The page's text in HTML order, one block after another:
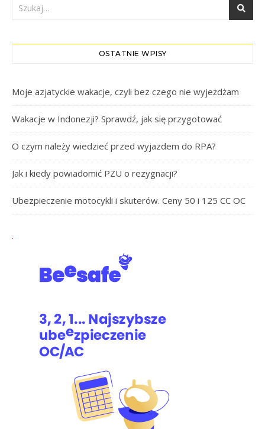
OSTATNIE WPISY
Moje azjatyckie wakacje, czyli bez czego nie wyjeżdżam
Wakacje w Indonezji? Sprawdź, jak się przygotować
O czym należy wiedzieć przed wyjazdem do RPA?
Jak i kiedy powiadomić PZU o rezygnacji?
Ubezpieczenie motocykli i skuterów. Ceny 50 i 125 CC OC